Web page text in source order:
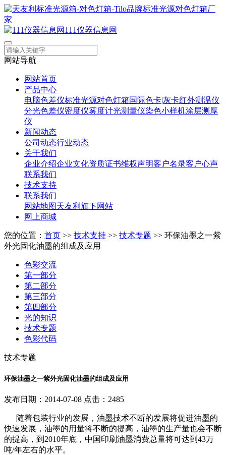
111仪器信息网
网站导航
网站首页
产品中心
电脑色差仪标准光源对色灯箱国际色卡|灰卡红外测温仪
分光色差仪密度仪雾度计光测量仪染色小样机涂层测厚
仪
新闻动态
公司动态行业动态
关于我们
企业介绍企业文化资质证书维权声明客户名录客户心声
联系我们
技术支持
联系我们
网站地图天友利旗下网站
网上商城
您的位置： 首页 >> 技术支持 >> 技术专题 >> 环保油墨之一紫
外光固化油墨的组成及应用
色彩交流
第一部分
第二部分
第三部分
第四部分
光的知识
技术专题
色彩代码
技术专题
环保油墨之一紫外光固化油墨的组成及应用
发布日期：2014-07-08 点击：2485
随着包装行业的发展，油墨技术不断的发展将促进油墨的
快速发展，油墨的用量将不断的提高，油墨的生产量也会不断
的提高，到2010年底，中国印刷油墨消费总量将可达到43万
吨/年左右的水平。